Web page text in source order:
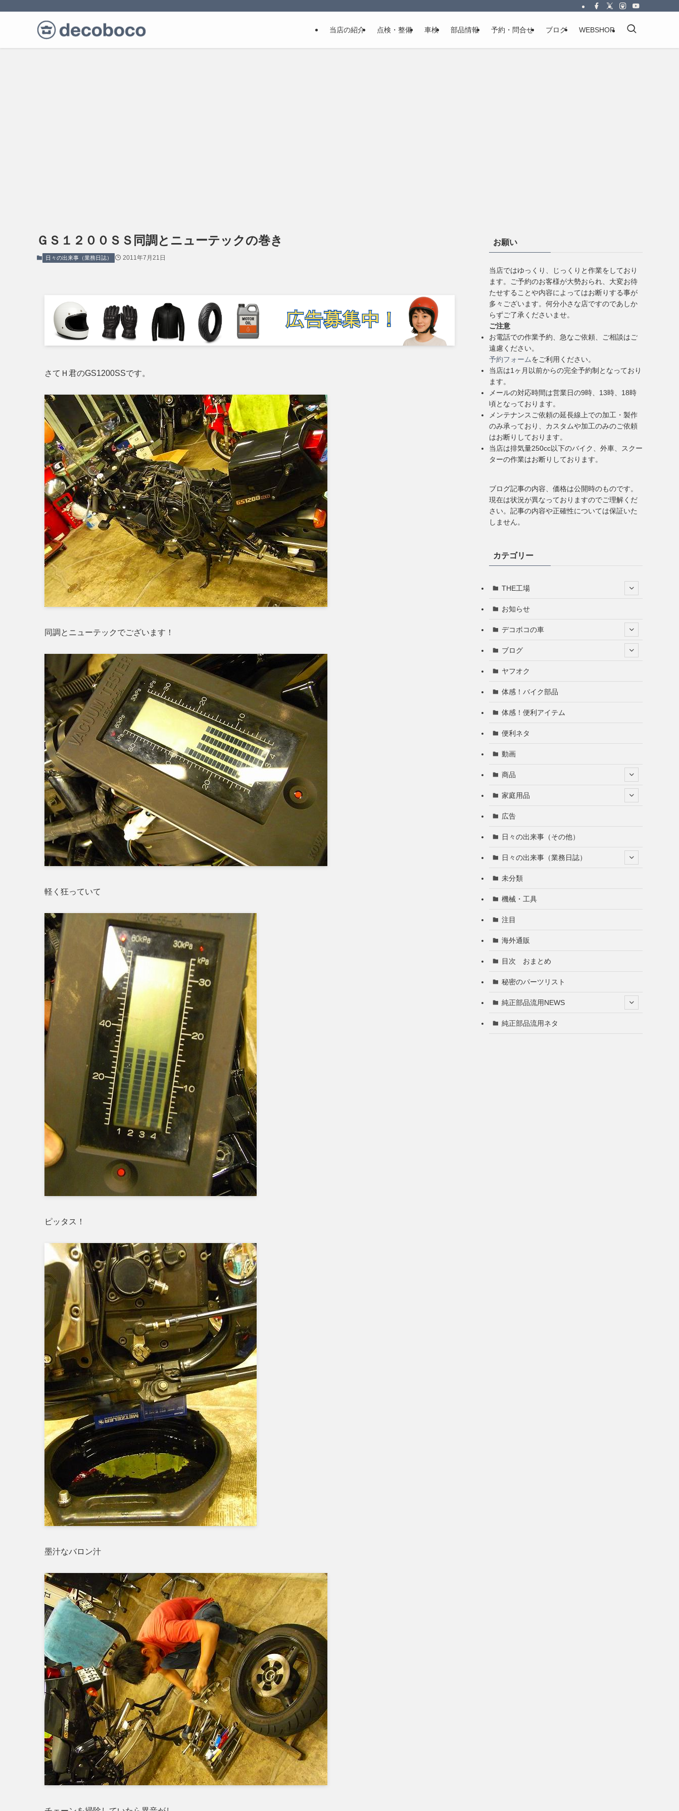
当店の紹介 点検・整備 車検 部品情報 予約・問合せ ブログ WEBSHOP
ＧＳ１２００ＳＳ同調とニューテックの巻き
日々の出来事（業務日誌） 2011年7月21日
さてＨ君のGS1200SSです。
同調とニューテックでございます！
軽く狂っていて
ピッタス！
墨汁なバロン汁
お願い
当店ではゆっくり、じっくりと作業をしており
ます。ご予約のお客様が大勢おられ、大変お待
たせすることや内容によってはお断りする事が
多々ございます。何分小さな店ですのであしか
らずご了承くださいませ。
ご注意
お電話での作業予約、急なご依頼、ご相談はご
遠慮ください。
予約フォームをご利用ください。
当店は1ヶ月以前からの完全予約制となっており
ます。
メールの対応時間は営業日の9時、13時、18時
頃となっております。
メンテナンスご依頼の延長線上での加工・製作
のみ承っており、カスタムや加工のみのご依頼
はお断りしております。
当店は排気量250cc以下のバイク、外車、スクー
ターの作業はお断りしております。
ブログ記事の内容、価格は公開時のものです。
現在は状況が異なっておりますのでご理解くだ
さい。記事の内容や正確性については保証いた
しません。
カテゴリー
THE工場
お知らせ
デコボコの車
ブログ
ヤフオク
体感！バイク部品
体感！便利アイテム
便利ネタ
動画
商品
家庭用品
広告
日々の出来事（その他）
日々の出来事（業務日誌）
未分類
機械・工具
注目
海外通販
目次 おまとめ
秘密のパーツリスト
純正部品流用NEWS
純正部品流用ネタ